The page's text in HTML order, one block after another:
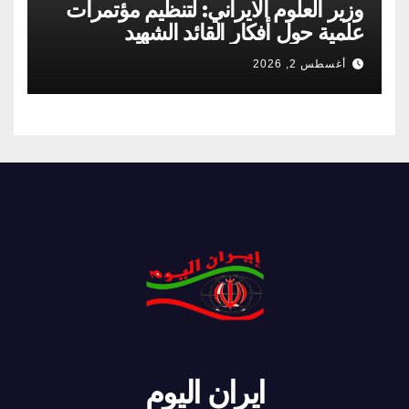
وزير العلوم الايراني: لتنظيم مؤتمرات
علمية حول أفكار القائد الشهيد
أغسطس 2, 2026
ايران اليوم